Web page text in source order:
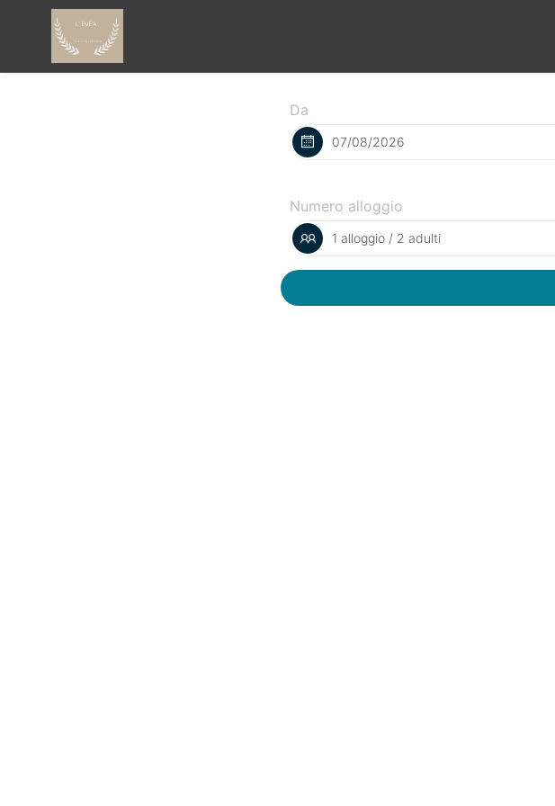
Da
Numero alloggio
1 alloggio / 2 adulti